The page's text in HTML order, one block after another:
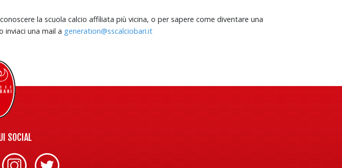
la scuola calcio affiliata più vicina, o per sapere come diventare una
inviaci una mail a generation@sscalciobari.it
SOCIAL